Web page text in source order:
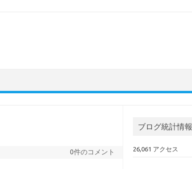
0件のコメント
ブログ統計情報
26,061 アクセス